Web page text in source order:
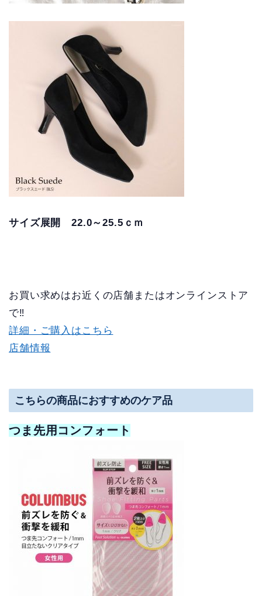
サイズ展開 22.0～25.5ｃｍ
お買い求めはお近くの店舗またはオンラインストア
で‼
詳細・ご購入はこちら
店舗情報
こちらの商品におすすめのケア品
つま先用コンフォート